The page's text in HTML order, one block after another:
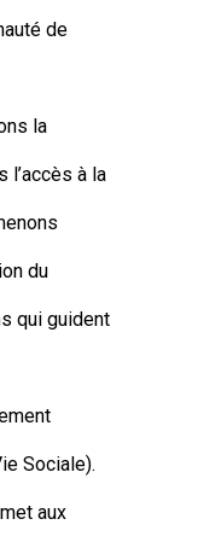
de
la
l’accès à la
du
qui guident
Sociale).
aux